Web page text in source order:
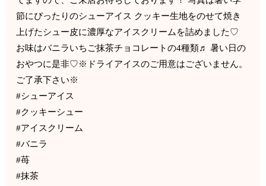
節にぴったりのシューアイス クッキー生地をのせて焼き
上げたシュー皮に濃厚なアイスクリームを詰めました♡
お味はバニラいちご抹茶チョコレートの4種類♬ 暑い日の
おやつに是非♡※ドライアイスのご用意はございません。
ご了承下さい※
#シューアイス
#クッキーシュー
#アイスクリーム
#バニラ
#苺
#抹茶